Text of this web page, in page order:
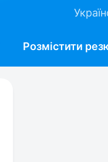
Розмістити